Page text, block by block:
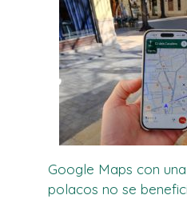
Google Maps con
polacos no se